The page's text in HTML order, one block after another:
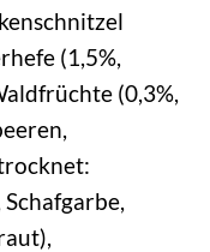
(1,5%,
(0,3%,